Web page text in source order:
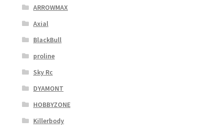
ARROWMAX
Axial
BlackBull
proline
Sky Rc
DYAMONT
HOBBYZONE
Killerbody